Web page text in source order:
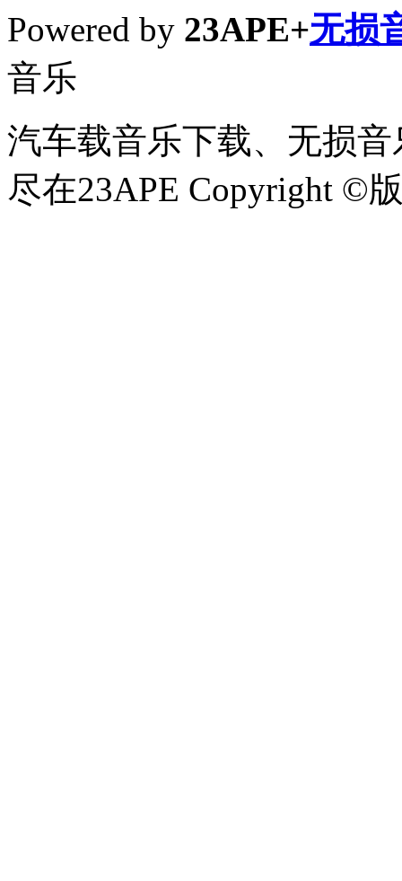
Powered by 23APE+无损
音乐
汽车载音乐下载、无损
尽在23APE Copyright ©